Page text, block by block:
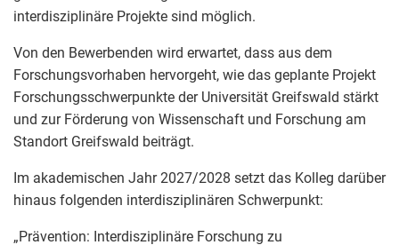
interdisziplinäre Projekte sind möglich.
Von den Bewerbenden wird erwartet, dass aus dem
Forschungsvorhaben hervorgeht, wie das geplante Projekt
Forschungsschwerpunkte der Universität Greifswald stärkt
und zur Förderung von Wissenschaft und Forschung am
Standort Greifswald beiträgt.
Im akademischen Jahr 2027/2028 setzt das Kolleg darüber
hinaus folgenden interdisziplinären Schwerpunkt:
„Prävention: Interdisziplinäre Forschung zu